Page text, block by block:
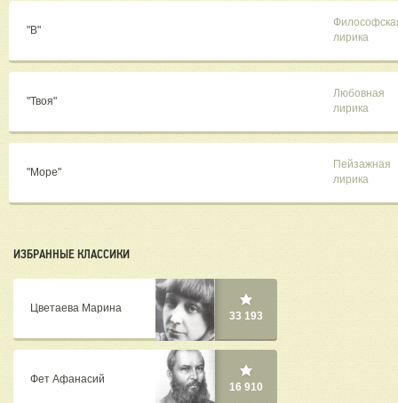
"В"
лирика
"Твоя"
Любовная
лирика
"Море"
Пейзажная
лирика
ИЗБРАННЫЕ КЛАССИКИ
Цветаева Марина
33 193
Фет Афанасий
16 910